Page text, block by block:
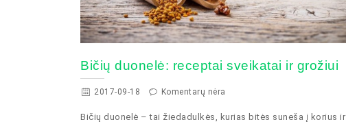
Bičių duonelė: receptai sveikatai ir grožiui
2017-09-18 Komentarų nėra
Bičių duonelė – tai žiedadulkės, kurias bitės suneša į korius ir